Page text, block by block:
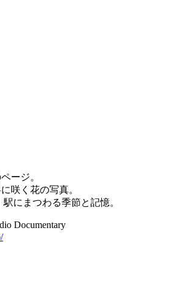
ージ。
咲く花の写真。
にまつわる季節と記憶。
Documentary